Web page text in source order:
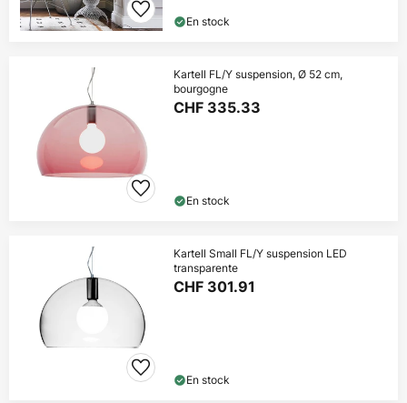
En stock
Kartell FL/Y suspension, Ø 52 cm,
bourgogne
CHF 335.33
En stock
Kartell Small FL/Y suspension LED
transparente
CHF 301.91
En stock